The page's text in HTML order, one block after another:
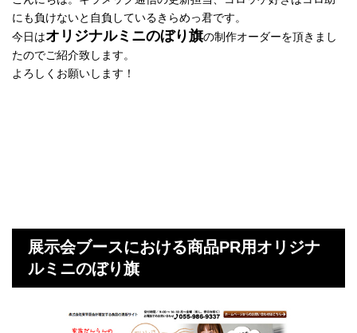
にも負けないと自負しているきらめっ君です。
今日はオリジナルミニのぼり旗の制作オーダーを頂きまし
たのでご紹介致します。
よろしくお願いします！
展示会ブースにおける商品PR用オリジナ
ルミニのぼり旗